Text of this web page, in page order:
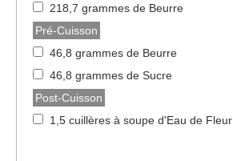
218,7 grammes de Beurre
Pré-Cuisson
46,8 grammes de Beurre
46,8 grammes de Sucre
Post-Cuisson
1,5 cuillères à soupe d'Eau de